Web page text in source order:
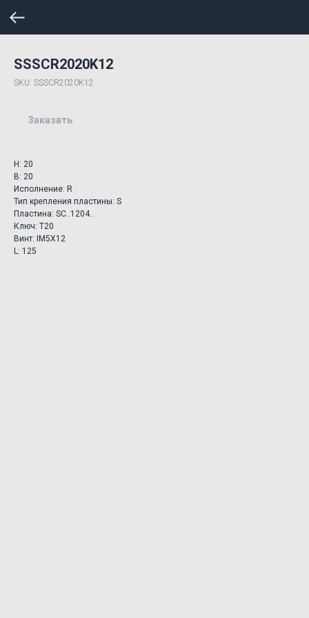
SSSCR2020K12
SKU: SSSCR2020K12
Заказать
H: 20
B: 20
Исполнение: R
Тип крепления пластины: S
Пластина: SC..1204..
Ключ: T20
Винт: IM5X12
L: 125